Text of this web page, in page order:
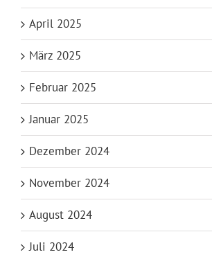
April 2025
März 2025
Februar 2025
Januar 2025
Dezember 2024
November 2024
August 2024
Juli 2024